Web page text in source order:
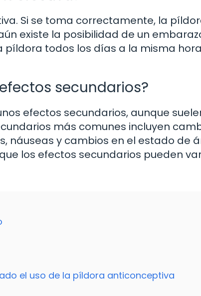
Si se toma correctamente, la
existe la posibilidad de un
todos los días a la misma hora
secundarios?
efectos secundarios, aunque
más comunes incluyen
náuseas y cambios en el estado de
los efectos secundarios pueden
el uso de la píldora anticonceptiva